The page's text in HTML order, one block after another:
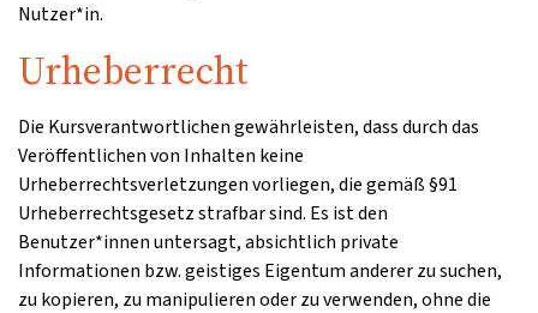
Nutzer*in.
Urheberrecht
Die Kursverantwortlichen gewährleisten, dass durch das
Veröffentlichen von Inhalten keine
Urheberrechtsverletzungen vorliegen, die gemäß §91
Urheberrechtsgesetz strafbar sind. Es ist den
Benutzer*innen untersagt, absichtlich private
Informationen bzw. geistiges Eigentum anderer zu suchen,
zu kopieren, zu manipulieren oder zu verwenden, ohne die